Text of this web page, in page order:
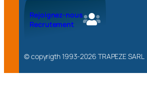
Rejoignez-nous
Recrutement
© copyrigth 1993-2026 TRAPEZE SARL